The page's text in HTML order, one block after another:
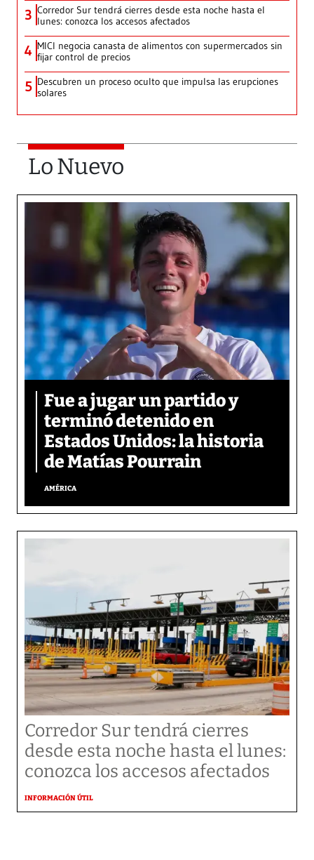
3 Corredor Sur tendrá cierres desde esta noche hasta el
lunes: conozca los accesos afectados
4 MICI negocia canasta de alimentos con supermercados sin
fijar control de precios
5 Descubren un proceso oculto que impulsa las erupciones
solares
Lo Nuevo
Fue a jugar un partido y
terminó detenido en
Estados Unidos: la historia
de Matías Pourrain
AMÉRICA
Corredor Sur tendrá cierres
desde esta noche hasta el lunes:
conozca los accesos afectados
INFORMACIÓN ÚTIL